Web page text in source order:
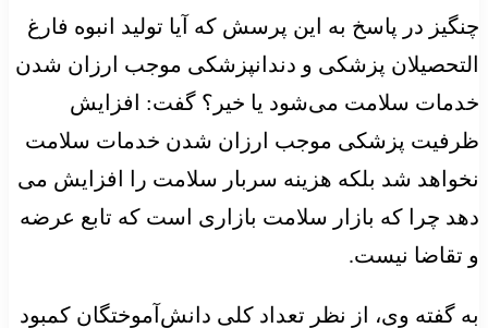
چنگیز در پاسخ به این پرسش که آیا تولید انبوه فارغ
التحصیلان پزشکی و دندانپزشکی موجب ارزان شدن
خدمات سلامت می‌شود یا خیر؟ گفت: افزایش
ظرفیت پزشکی موجب ارزان شدن خدمات سلامت
نخواهد شد بلکه هزینه سربار سلامت را افزایش می
دهد چرا که بازار سلامت بازاری است که تابع عرضه
و تقاضا نیست.
به گفته وی، از نظر تعداد کلی دانش‌آموختگان کمبود